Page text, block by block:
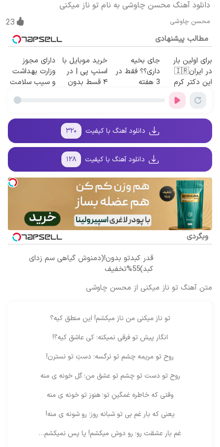
دانلود آهنگ محسن چاوشی به نام تو ناز میکنی
محسن چاوشی 23
مطالب پیشنهادی
برای اولین بار
در ایران🇮🇷
این دکتر کرم
ترمیم کننده 23
روزه ساخت!
جای بخیه
داری؟؟ فقط در
3 هفته
خرید موبایل با
اسنپ پی | در
۴ قسط بدون
دارای مجوز
وزارت بهداشت
و سیب سلامت
دانلود آهنگ با کیفیت ۳۲۰
دانلود آهنگ با کیفیت ۱۲۸
وبگردی
قدر کبدتو بدون!(دمنوش گیاهی سم زدای
کبد)55%تخفیف
متن آهنگ تو ناز میکنی از محسن چاوشی
تو ناز میکنی من ناز میکشم! این منطق کیه؟
انگار پیش تو فرقی نمیکنه؛ کی عاشق کیه؟!
روح تو مریمه چشم تو نرگسه؛ دستِ تو نسترن!
روح تو دست تو چشم تو عشق من؛ گل خونه ی منه
وقتی که خاطره غمگینِ تو؛ هنوز تو خونه ی منه
یعنی که بار غم بی تو شبانه روز؛ رو شونه ی منه!
غم بار عشقت رو؛ رو دوش میکشم! پا پس نمیکشم…